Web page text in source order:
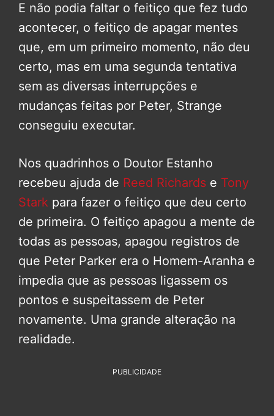
E não podia faltar o feitiço que fez tudo
acontecer, o feitiço de apagar mentes
que, em um primeiro momento, não deu
certo, mas em uma segunda tentativa
sem as diversas interrupções e
mudanças feitas por Peter, Strange
conseguiu executar.
Nos quadrinhos o Doutor Estanho
recebeu ajuda de Reed Richards e Tony
Stark para fazer o feitiço que deu certo
de primeira. O feitiço apagou a mente de
todas as pessoas, apagou registros de
que Peter Parker era o Homem-Aranha e
impedia que as pessoas ligassem os
pontos e suspeitassem de Peter
novamente. Uma grande alteração na
realidade.
PUBLICIDADE